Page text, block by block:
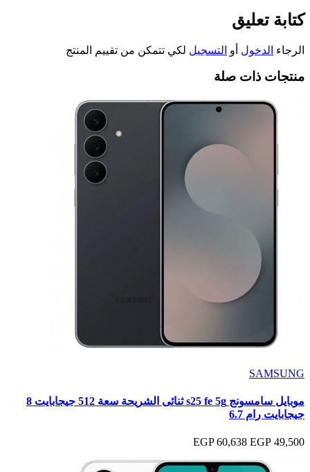
كتابة تعليق
الرجاء الدخول أو التسجيل لكي تتمكن من تقييم المنتج
منتجات ذات صلة
SAMSUNG
موبايل سامسونج s25 fe 5g ثنائى الشريحة سعة 512 جيجابايت 8
جيجابايت رام 6.7
49,500 EGP
60,638 EGP